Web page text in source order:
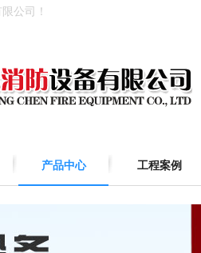
公司！
产品中心 工程案例